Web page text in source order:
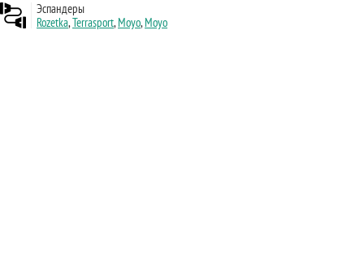
Эспандеры
Rozetka,Terrasport,Moyo,Moyo